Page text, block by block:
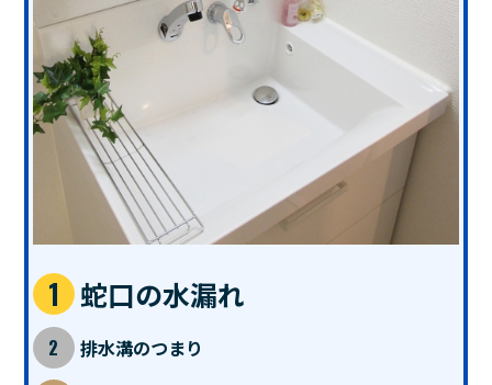
蛇口の水漏れ
排水溝のつまり